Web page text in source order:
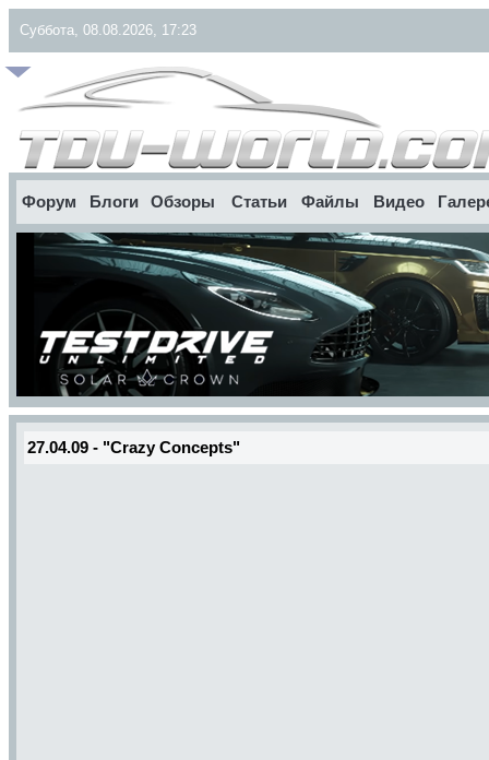
Суббота, 08.08.2026, 17:23
Форум Блоги Обзоры Статьи Файлы Видео
27.04.09 - "Crazy Concepts"